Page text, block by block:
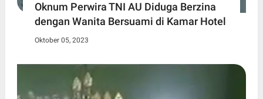
Oknum Perwira TNI AU Diduga Berzina
dengan Wanita Bersuami di Kamar Hotel
Oktober 05, 2023